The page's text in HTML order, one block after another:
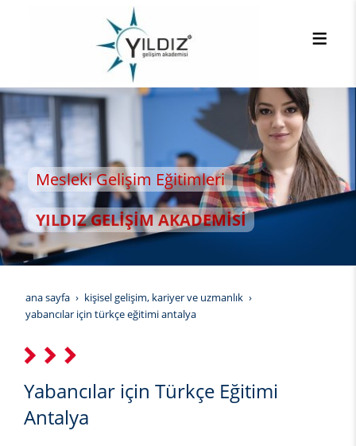
Gelişim Eğitimleri
GELİŞİM AKADEMİSİ
ana sayfa
kişisel gelişim, kariyer ve uzmanlık
yabancılar için türkçe eğitimi antalya
Yabancılar için Türkçe Eğitimi
Antalya